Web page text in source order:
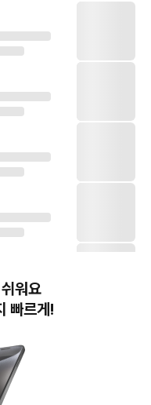
니다. 전자상거래 등에서의
워요
빠르게!